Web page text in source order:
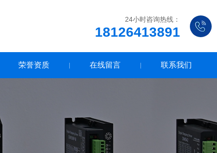
24小时咨询热线：
18126413891
荣誉资质 | 在线留言 | 联系我们